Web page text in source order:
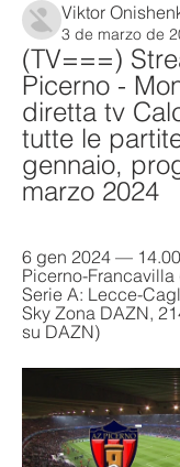
Viktor
3 de marzo de
(TV===)
Picerno -
diretta tv
tutte le
gennaio,
marzo 2024
6 gen 2024 —
Picerno-Francavilla
Serie A: Lecce-
Sky Zona DAZN,
su DAZN)